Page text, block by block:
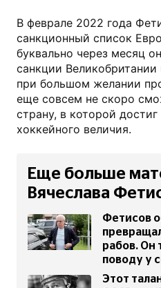
В феврале 2022 года
санкционный список
буквально через месяц
санкции
при большом желании
еще совсем не скоро
страну, в которой
хоккейного величия.
Еще больше
Вячеслава
Фетисов
рабов. Он
поводу у
Этот